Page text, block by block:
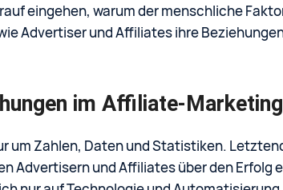
eingehen, warum der menschliche
Advertiser und Affiliates ihre
im Affiliate-Marketing
um Zahlen, Daten und Statistiken.
Advertisern und Affiliates über den Erfolg